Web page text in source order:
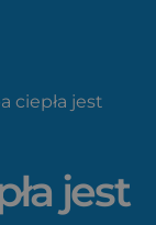
ciepła jest
jest